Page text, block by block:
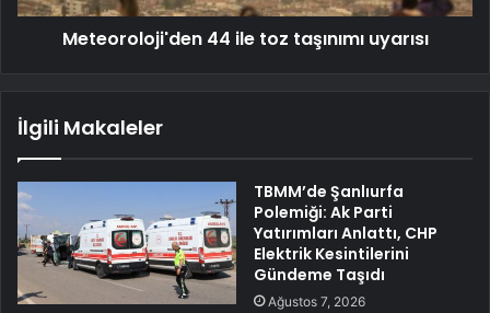
Meteoroloji'den 44 ile toz taşınımı uyarısı
İlgili Makaleler
TBMM’de Şanlıurfa
Polemiği: Ak Parti
Yatırımları Anlattı, CHP
Elektrik Kesintilerini
Gündeme Taşıdı
Ağustos 7, 2026